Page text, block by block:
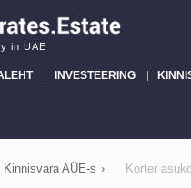
in UAE
INVESTEERING
Kinnisvara AÜE-s › Korter